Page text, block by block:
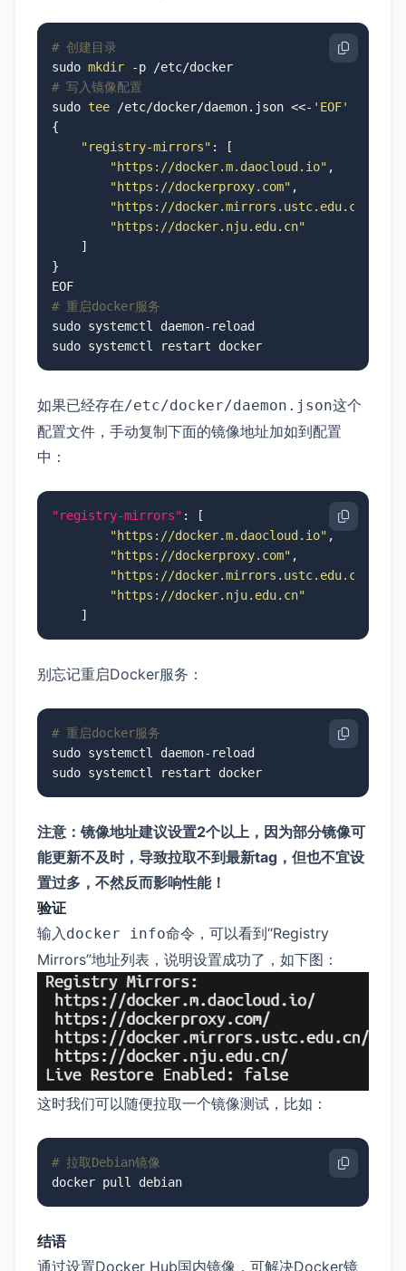
# 创建目录
sudo mkdir
# 写入镜像配置
sudo tee /etc/docker/daemon.json <<- 'EOF'
{
"registry-mirrors" : [
"https://docker.m.daocloud.io" ,
"https://dockerproxy.com" ,
"https://docker.mirrors.ustc.edu.cn"
"https://docker.nju.edu.cn"
    ]
}
# 重启docker服务
sudo systemctl daemon-reload
sudo systemctl restart docker
如果已经存在/etc/docker/daemon.json这个
配置文件，手动复制下面的镜像地址加如到配置
中：
"registry-mirrors" :
[
"https://docker.m.daocloud.io" ,
"https://dockerproxy.com" ,
"https://docker.mirrors.ustc.edu.cn"
"https://docker.nju.edu.cn"
]
别忘记重启Docker服务：
# 重启docker服务
sudo systemctl daemon-reload
sudo systemctl restart docker
注意：镜像地址建议设置2个以上，因为部分镜像可
能更新不及时，导致拉取不到最新tag，但也不宜设
置过多，不然反而影响性能！
验证
输入 docker info命令，可以看到“Registry
Mirrors”地址列表，说明设置成功了，如下图：
这时我们可以随便拉取一个镜像测试，比如：
# 拉取Debian镜像
docker pull debian
结语
通过设置Docker Hub国内镜像，可解决Docker镜